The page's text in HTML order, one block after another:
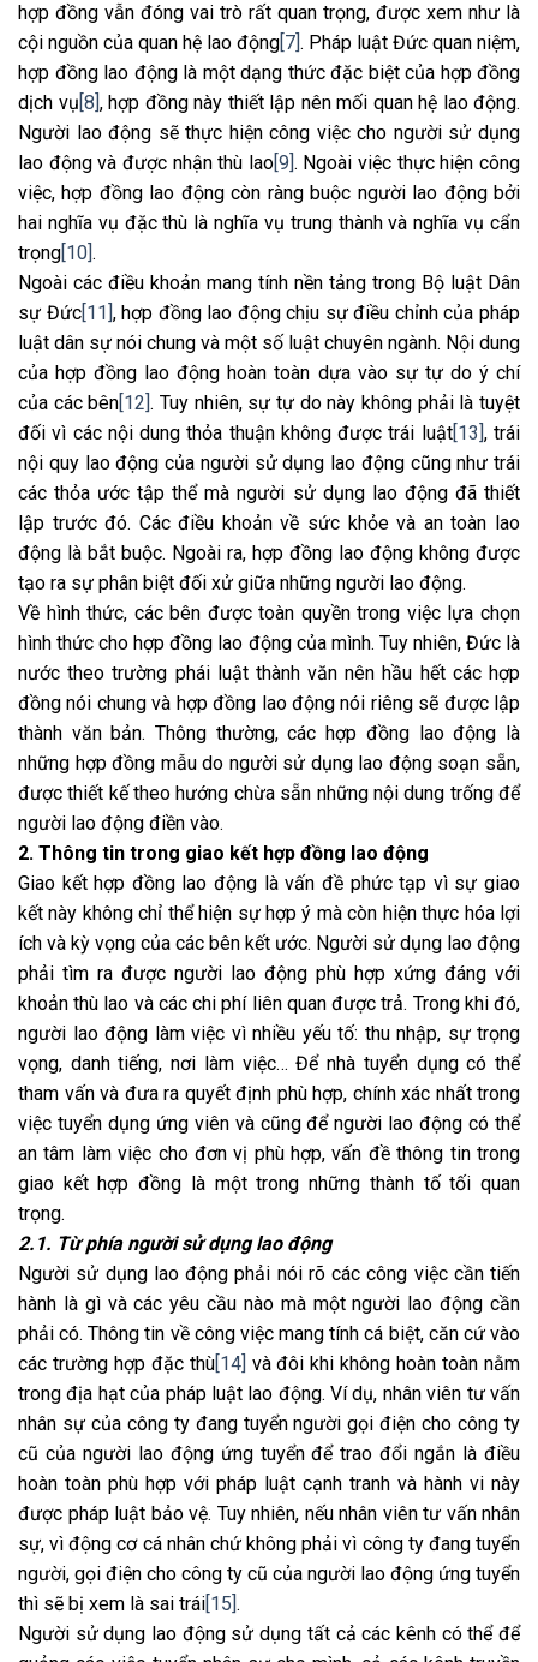
hợp đồng vẫn đóng vai trò rất quan trọng, được xem như là
cội nguồn của quan hệ lao động [7] . Pháp luật Đức quan niệm,
hợp đồng lao động là một dạng thức đặc biệt của hợp đồng
dịch vụ [8] , hợp đồng này thiết lập nên mối quan hệ lao động.
Người lao động sẽ thực hiện công việc cho người sử dụng
lao động và được nhận thù lao[9] . Ngoài việc thực hiện công
việc, hợp đồng lao động còn ràng buộc người lao động bởi
hai nghĩa vụ đặc thù là nghĩa vụ trung thành và nghĩa vụ cẩn
trọng [10] .
Ngoài các điều khoản mang tính nền tảng trong Bộ luật Dân
sự Đức[11] , hợp đồng lao động chịu sự điều chỉnh của pháp
luật dân sự nói chung và một số luật chuyên ngành. Nội dung
của hợp đồng lao động hoàn toàn dựa vào sự tự do ý chí
của các bên [12]. Tuy nhiên, sự tự do này không phải là tuyệt
đối vì các nội dung thỏa thuận không được trái luật[13] , trái
nội quy lao động của người sử dụng lao động cũng như trái
các thỏa ước tập thể mà người sử dụng lao động đã thiết
lập trước đó. Các điều khoản về sức khỏe và an toàn lao
động là bắt buộc. Ngoài ra, hợp đồng lao động không được
tạo ra sự phân biệt đối xử giữa những người lao động.
Về hình thức, các bên được toàn quyền trong việc lựa chọn
hình thức cho hợp đồng lao động của mình. Tuy nhiên, Đức là
nước theo trường phái luật thành văn nên hầu hết các hợp
đồng nói chung và hợp đồng lao động nói riêng sẽ được lập
thành văn bản. Thông thường, các hợp đồng lao động là
những hợp đồng mẫu do người sử dụng lao động soạn sẵn,
được thiết kế theo hướng chừa sẵn những nội dung trống để
người lao động điền vào.
2. Thông tin trong giao kết hợp đồng lao động
Giao kết hợp đồng lao động là vấn đề phức tạp vì sự giao
kết này không chỉ thể hiện sự hợp ý mà còn hiện thực hóa lợi
ích và kỳ vọng của các bên kết ước. Người sử dụng lao động
phải tìm ra được người lao động phù hợp xứng đáng với
khoản thù lao và các chi phí liên quan được trả. Trong khi đó,
người lao động làm việc vì nhiều yếu tố: thu nhập, sự trọng
vọng, danh tiếng, nơi làm việc… Để nhà tuyển dụng có thể
tham vấn và đưa ra quyết định phù hợp, chính xác nhất trong
việc tuyển dụng ứng viên và cũng để người lao động có thể
an tâm làm việc cho đơn vị phù hợp, vấn đề thông tin trong
giao kết hợp đồng là một trong những thành tố tối quan
trọng.
2.1. Từ phía người sử dụng lao động
Người sử dụng lao động phải nói rõ các công việc cần tiến
hành là gì và các yêu cầu nào mà một người lao động cần
phải có. Thông tin về công việc mang tính cá biệt, căn cứ vào
các trường hợp đặc thù[14] và đôi khi không hoàn toàn nằm
trong địa hạt của pháp luật lao động. Ví dụ, nhân viên tư vấn
nhân sự của công ty đang tuyển người gọi điện cho công ty
cũ của người lao động ứng tuyển để trao đổi ngắn là điều
hoàn toàn phù hợp với pháp luật cạnh tranh và hành vi này
được pháp luật bảo vệ. Tuy nhiên, nếu nhân viên tư vấn nhân
sự, vì động cơ cá nhân chứ không phải vì công ty đang tuyển
người, gọi điện cho công ty cũ của người lao động ứng tuyển
thì sẽ bị xem là sai trái [15] .
Người sử dụng lao động sử dụng tất cả các kênh có thể để